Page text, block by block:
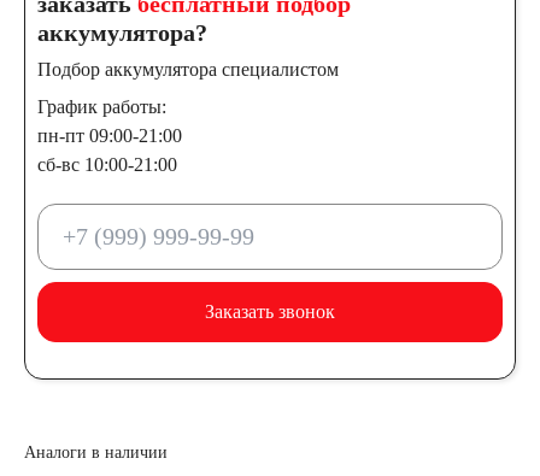
аккумулятора?
Подбор аккумулятора специалистом
График работы:
пн-пт 09:00-21:00
сб-вс 10:00-21:00
Заказать звонок
Аналоги в наличии